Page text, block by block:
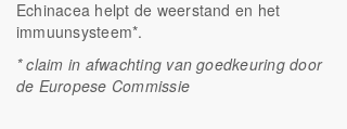
Echinacea helpt de weerstand en het
immuunsysteem*.
* claim in afwachting van goedkeuring door
de Europese Commissie